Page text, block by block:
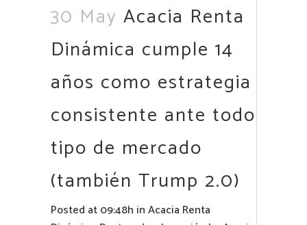
30 May Acacia Renta
Dinámica cumple 14
años como estrategia
consistente ante todo
tipo de mercado
(también Trump 2.0)
Posted at 09:48h inAcacia Renta